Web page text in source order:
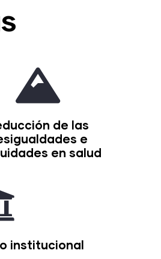
de las
e
en salud
institucional